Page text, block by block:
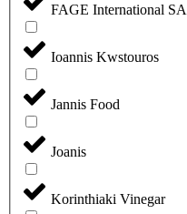
FAGE International SA
Ioannis Kwstouros
Jannis Food
Joanis
Korinthiaki Vinegar